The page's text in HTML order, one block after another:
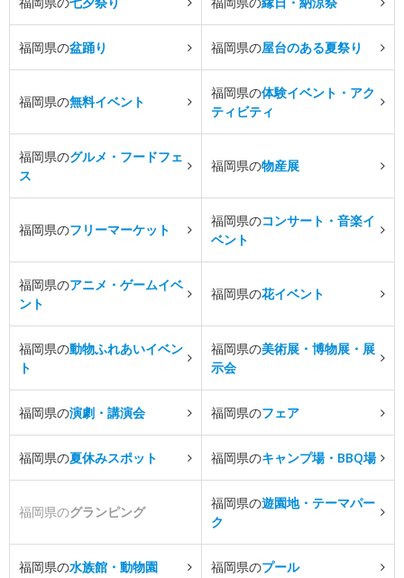
福岡県の盆踊り 福岡県の屋台のある夏祭り
福岡県の無料イベント
福岡県の体験イベント・アク
ティビティ
福岡県のグルメ・フードフェ
ス
福岡県の物産展
福岡県のフリーマーケット
福岡県のコンサート・音楽イ
ベント
福岡県のアニメ・ゲームイベ
ント
福岡県の花イベント
福岡県の動物ふれあいイベン
ト
福岡県の美術展・博物展・展
示会
福岡県の演劇・講演会 福岡県のフェア
福岡県の夏休みスポット 福岡県のキャンプ場・BBQ場
福岡県のグランピング
福岡県の遊園地・テーマパー
ク
福岡県の水族館・動物園 福岡県のプール